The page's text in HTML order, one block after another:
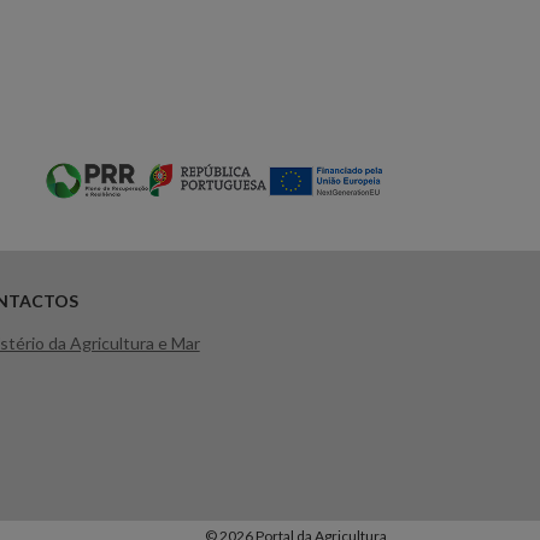
da Agricultura e Mar
© 2026 Portal da Agricultura